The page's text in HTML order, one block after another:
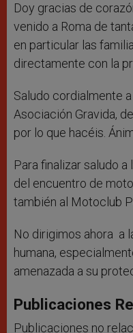
Doy gracias de
venido a Roma de
en particular las
directamente con la
Saludo cordialmente
Asociación Gravida,
por lo que hacéis.
Para finalizar saludo
del encuentro de
también al Motoclub
No dirigimos ahora a
humana,
amenazada a su
Publicaciones
Publicaciones no